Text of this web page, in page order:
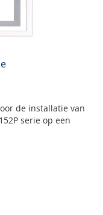
de installatie van
serie op een